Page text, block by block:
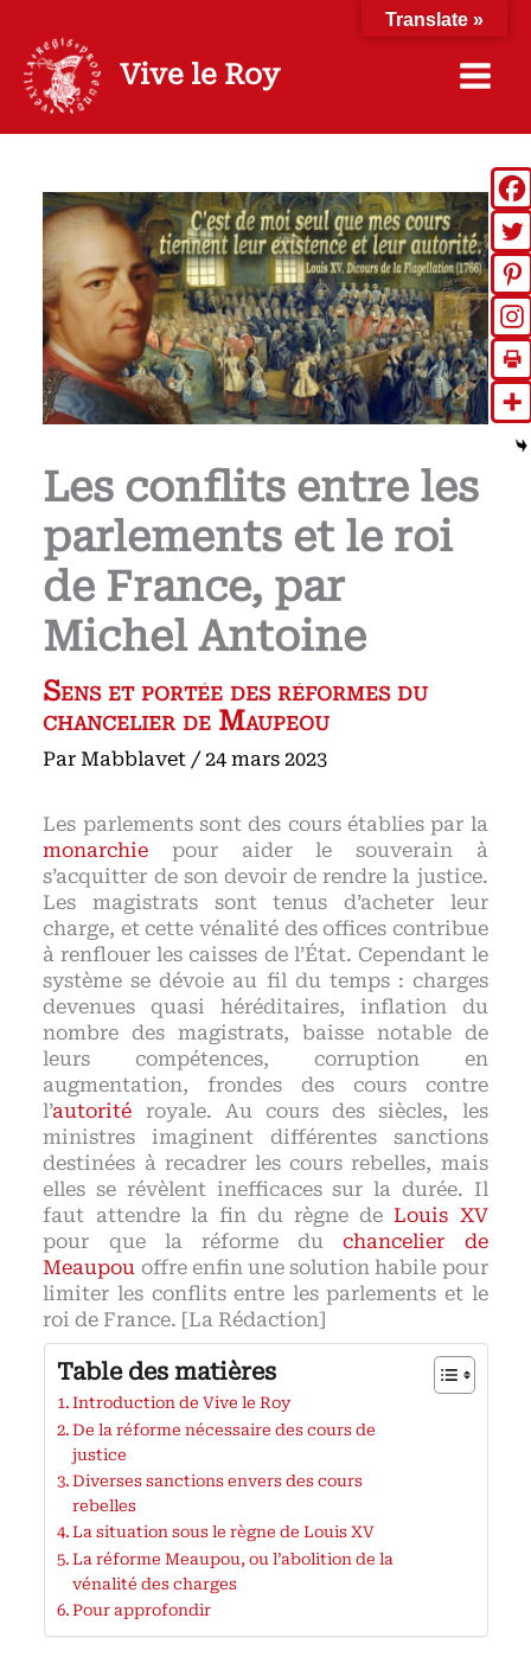
contenu
Vive le Roy
Les conflits entre les
parlements et le roi
de France, par
Michel Antoine
Sens et portée des réformes du
chancelier de Maupeou
ParMabblavet /24 mars 2023
Les parlements sont des cours établies par la
monarchie pour aider le souverain à
s’acquitter de son devoir de rendre la justice.
Les magistrats sont tenus d’acheter leur
charge, et cette vénalité des offices contribue
à renflouer les caisses de l’État. Cependant le
système se dévoie au fil du temps : charges
devenues quasi héréditaires, inflation du
nombre des magistrats, baisse notable de
leurs compétences, corruption en
augmentation, frondes des cours contre
l’autorité royale. Au cours des siècles, les
ministres imaginent différentes sanctions
destinées à recadrer les cours rebelles, mais
elles se révèlent inefficaces sur la durée. Il
faut attendre la fin du règne deLouis XV
pour que la réforme duchancelier de
Meaupou offre enfin une solution habile pour
limiter les conflits entre les parlements et le
roi de France. [La Rédaction]
Table des matières
Introduction de Vive le Roy
De la réforme nécessaire des cours de
justice
Diverses sanctions envers des cours
rebelles
La situation sous le règne de Louis XV
La réforme Meaupou, ou l’abolition de la
vénalité des charges
Pour approfondir
Translate »